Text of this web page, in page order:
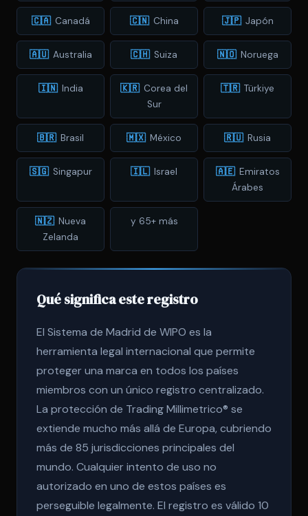
🇨🇦 Canadá 🇨🇳 China 🇯🇵 Japón
🇦🇺 Australia 🇨🇭 Suiza 🇳🇴 Noruega
🇮🇳 India 🇰🇷 Corea del
Sur
🇹🇷 Türkiye
🇧🇷 Brasil 🇲🇽 México 🇷🇺 Rusia
🇸🇬 Singapur 🇮🇱 Israel 🇦🇪 Emiratos
Árabes
🇳🇿 Nueva
Zelanda
y 65+ más
Qué significa este registro
El Sistema de Madrid de WIPO es la
herramienta legal internacional que permite
proteger una marca en todos los países
miembros con un único registro centralizado.
La protección de Trading Millimetrico® se
extiende mucho más allá de Europa, cubriendo
más de 85 jurisdicciones principales del
mundo. Cualquier intento de uso no
autorizado en uno de estos países es
perseguible legalmente. El registro es válido 10